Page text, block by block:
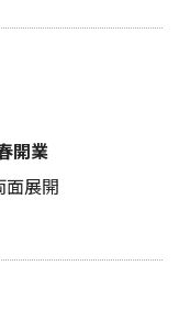
開業
面展開